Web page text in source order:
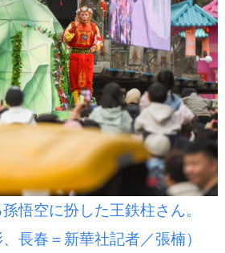
悟空に扮した王鉄柱さん。
長春＝新華社記者／張楠）